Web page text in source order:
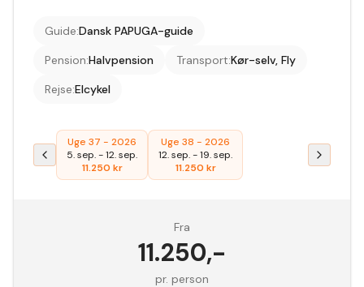
Guide:Dansk PAPUGA-guide
Pension:Halvpension Transport:Kør-selv, Fly
Rejse:Elcykel
Uge 37 - 2026
5. sep.-12. sep.
11.250 kr
Uge 38 - 2026
12. sep.-19. sep.
11.250 kr
Fra
11.250,-
pr. person